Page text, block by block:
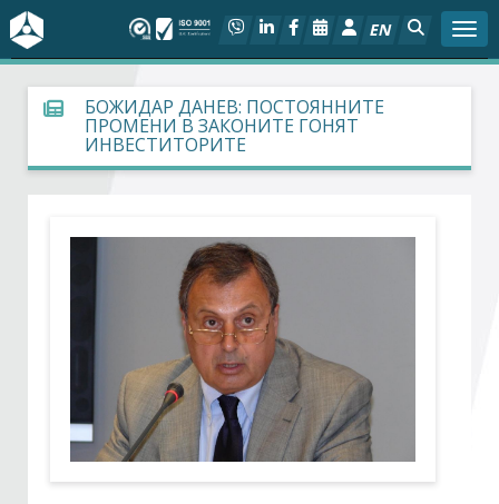
EN
За БСК
На фокус
Арбитражен съд
Проекти
БОЖИДАР ДАНЕВ: ПОСТОЯННИТЕ
ПРОМЕНИ В ЗАКОНИТЕ ГОНЯТ
ИНВЕСТИТОРИТЕ